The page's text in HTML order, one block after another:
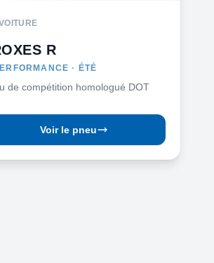
R
· ÉTÉ
de compétition homologué DOT
Voir le pneu